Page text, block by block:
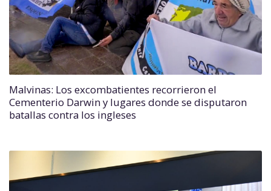
Malvinas: Los excombatientes recorrieron el
Cementerio Darwin y lugares donde se disputaron
batallas contra los ingleses